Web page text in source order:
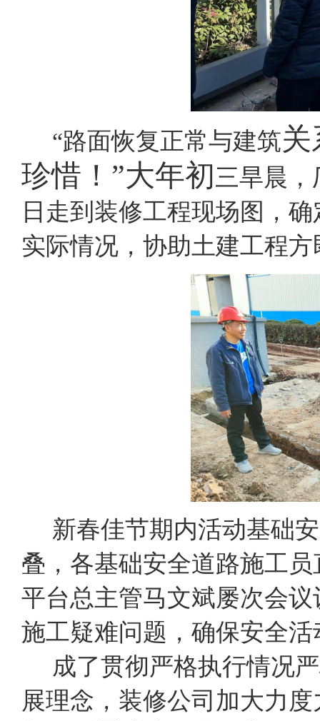
“路面恢复正常与建筑
珍惜！ ”大年初三旱晨
日走到装修工程现场图，
实际情况，协助土建工程
新春佳节期内活动基础
叠，各基础安全道路施工
平台总主管马文斌屡次会
施工疑难问题，确保安全
成了贯彻严格执行情况
展理念，装修公司加大力